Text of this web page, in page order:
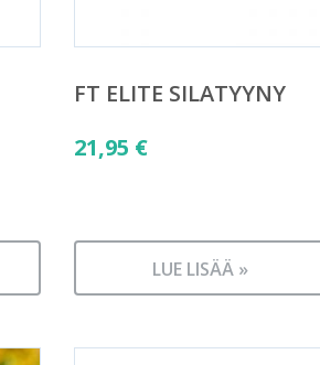
FT ELITE SILATYYNY
21,95 €
LUE LISÄÄ »